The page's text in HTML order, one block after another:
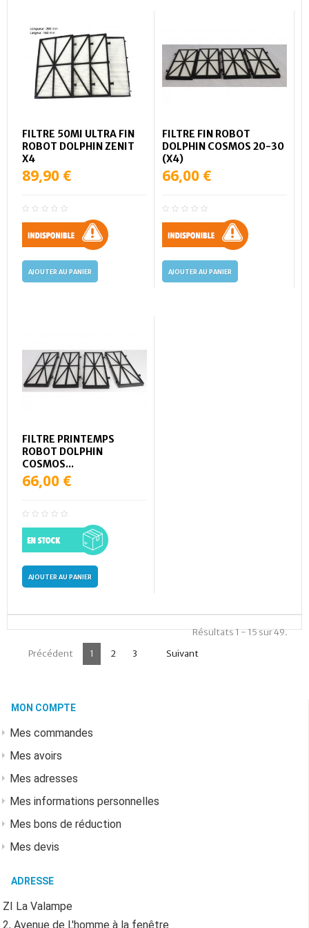
FILTRE 50MI ULTRA FIN
ROBOT DOLPHIN ZENIT
X4
89,90 €
AJOUTER AU PANIER
FILTRE FIN ROBOT
DOLPHIN COSMOS 20-30
(X4)
66,00 €
AJOUTER AU PANIER
FILTRE PRINTEMPS
ROBOT DOLPHIN
COSMOS...
66,00 €
AJOUTER AU PANIER
Résultats 1 - 15 sur 49.
Précédent
1 2 3 4
Suivant
MON COMPTE
Mes commandes
Mes avoirs
Mes adresses
Mes informations personnelles
Mes bons de réduction
Mes devis
ADRESSE
ZI La Valampe
2, Avenue de L'homme à la fenêtre